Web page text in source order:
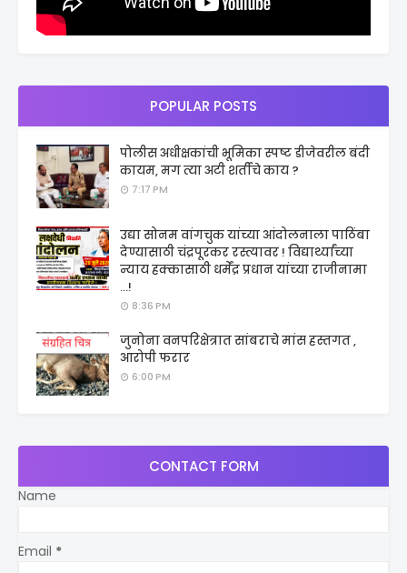
POPULAR POSTS
पोलीस अधीक्षकांची भूमिका स्पष्ट डीजेवरील बंदी
कायम, मग त्या अटी शर्तीचे काय ?
7:17 PM
उद्या सोनम वांगचुक यांच्या आंदोलनाला पाठिंबा
देण्यासाठी चंद्रपूरकर रस्त्यावर ! विद्यार्थ्यांच्या
न्याय हक्कासाठी धर्मेंद्र प्रधान यांच्या राजीनामा
...!
8:36 PM
जुनोना वनपरिक्षेत्रात सांबराचे मांस हस्तगत ,
आरोपी फरार
6:00 PM
CONTACT FORM
Name
Email *